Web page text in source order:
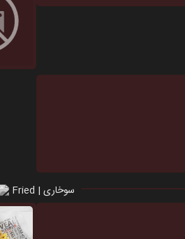
سوخاری | Fried